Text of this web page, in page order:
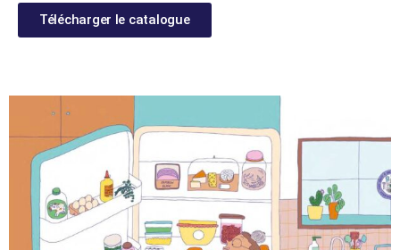
Télécharger le catalogue